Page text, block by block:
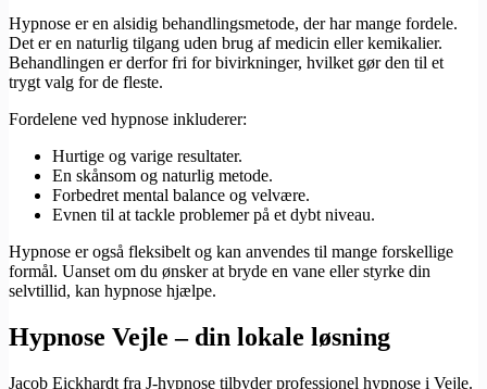
Hypnose er en alsidig behandlingsmetode, der har mange fordele.
Det er en naturlig tilgang uden brug af medicin eller kemikalier.
Behandlingen er derfor fri for bivirkninger, hvilket gør den til et
trygt valg for de fleste.
Fordelene ved hypnose inkluderer:
Hurtige og varige resultater.
En skånsom og naturlig metode.
Forbedret mental balance og velvære.
Evnen til at tackle problemer på et dybt niveau.
Hypnose er også fleksibelt og kan anvendes til mange forskellige
formål. Uanset om du ønsker at bryde en vane eller styrke din
selvtillid, kan hypnose hjælpe.
Hypnose Vejle – din lokale løsning
Jacob Eickhardt fra J-hypnose tilbyder professionel hypnose i Vejle.